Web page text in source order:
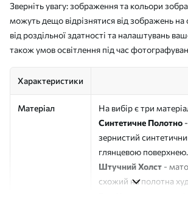
Зверніть увагу: зображення та кольори
можуть дещо відрізнятися від зображень на
від роздільної здатності та налаштувань
також умов освітлення під час
Характеристики
Матеріал
На вибір є три
Синтетичне Полотно
зернистий
глянцевою поверхнею.
Штучний Холст -
схожий на полотна